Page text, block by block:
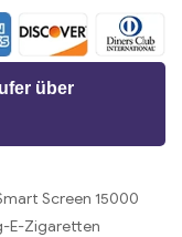
über
Screen 15000
E-Zigaretten